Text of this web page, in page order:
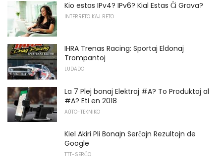
Kio estas IPv4? IPv6? Kial Estas Ĉi Grava?
INTERRETO KAJ RETO
IHRA Trenas Racing: Sportaj Eldonaj
Trompantoj
LUDADO
La 7 Plej bonaj Elektraj #A? To Produktoj al
#A? Eti en 2018
AŬTO-TEKNIKO
Kiel Akiri Pli Bonajn Serĉajn Rezultojn de
Google
TTT-SERĈO